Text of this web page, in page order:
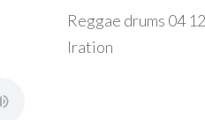
Reggae drums 04
Iration